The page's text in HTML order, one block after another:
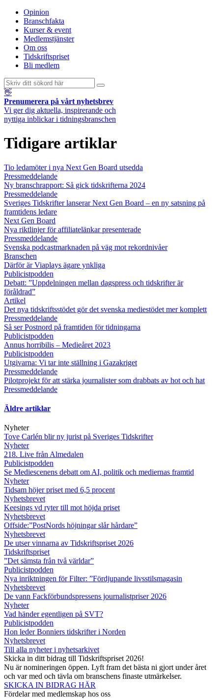
Opinion
Branschfakta
Kurser & event
Medlemstjänster
Om oss
Tidskriftspriset
Bli medlem
👋
Prenumerera på vårt nyhetsbrev
Vi ger dig aktuella, inspirerande och
nyttiga inblickar i tidningsbranschen
Tidigare artiklar
Tio ledamöter i nya Next Gen Board utsedda
Pressmeddelande
Ny branschrapport: Så gick tidskrifterna 2024
Pressmeddelande
Sveriges Tidskrifter lanserar Next Gen Board – en ny satsning på
framtidens ledare
Next Gen Board
Nya riktlinjer för affiliatelänkar presenterade
Pressmeddelande
Svenska podcastmarknaden på väg mot rekordnivåer
Branschen
Därför är Viaplays ägare ynkliga
Publicistpodden
Debatt: ”Uppdelningen mellan dagspress och tidskrifter är
föråldrad”
Artikel
Det nya tidskriftsstödet gör det svenska mediestödet mer komplett
Pressmeddelande
Så ser Postnord på framtiden för tidningarna
Publicistpodden
Annus horribilis – Medieåret 2023
Publicistpodden
Utgivarna: Vi tar inte ställning i Gazakriget
Pressmeddelande
Pilotprojekt för att stärka journalister som drabbats av hot och hat
Pressmeddelande
Äldre artiklar
Nyheter
Tove Carlén blir ny jurist på Sveriges Tidskrifter
Nyheter
218. Live från Almedalen
Publicistpodden
Se Mediescenens debatt om AI, politik och mediernas framtid
Nyheter
Tidsam höjer priset med 6,5 procent
Nyhetsbrevet
Keesings vd ryter till mot höjda priset
Nyhetsbrevet
Offside:”PostNords höjningar slår hårdare”
Nyhetsbrevet
De utser vinnarna av Tidskriftspriset 2026
Tidskriftspriset
”Det sämsta från två världar”
Publicistpodden
Nya inriktningen för Filter: ”Fördjupande livsstilsmagasin
Nyhetsbrevet
De vann Fackförbundspressens journalistpriser 2026
Nyheter
Vad händer egentligen på SVT?
Publicistpodden
Hon leder Bonniers tidskrifter i Norden
Nyhetsbrevet
Till alla nyheter i nyhetsarkivet
Skicka in ditt bidrag till Tidskriftspriset 2026!
Nu är nomineringen öppen. Lyft fram det bästa ni gjort under året
och var med och tävla om branschens finaste utmärkelser.
SKICKA IN BIDRAG HÄR
Fördelar med medlemskap hos oss